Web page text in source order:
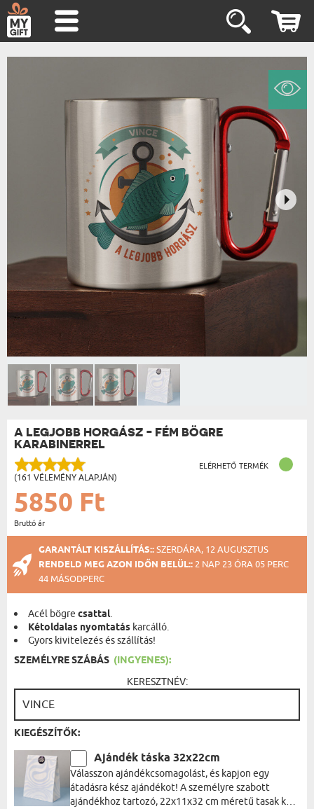
A LEGJOBB HORGÁSZ - FÉM BÖGRE
KARABINERREL
(161 VÉLEMÉNY ALAPJÁN)
ELÉRHETŐ TERMÉK
5850 Ft
Bruttó ár
GARANTÁLT KISZÁLLÍTÁS::SZERDÁRA, 12 AUGUSZTUS
RENDELD MEG AZON IDŐN BELÜL:: 2 NAP 23 ÓRA 05 PERC
44 MÁSODPERC
Acél bögrecsattal.
Kétoldalas nyomtatás karcálló.
Gyors kivitelezés és szállítás!
SZEMÉLYRE SZÁBÁS (INGYENES):
KERESZTNÉV:
KIEGÉSZÍTŐK:
Ajándék táska 32x22cm
Válasszon ajándékcsomagolást, és kapjon egy
átadásra kész ajándékot! A személyre szabott
ajándékhoz tartozó, 22x11x32 cm méretű tasak kék